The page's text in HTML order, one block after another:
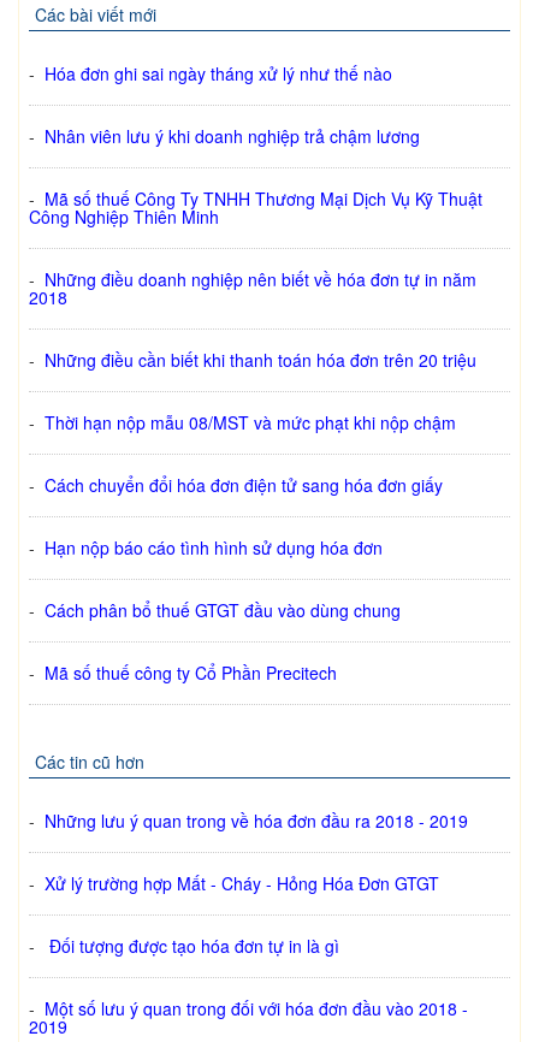
Các bài viết mới
- Hóa đơn ghi sai ngày tháng xử lý như thế nào
- Nhân viên lưu ý khi doanh nghiệp trả chậm lương
- Mã số thuế Công Ty TNHH Thương Mại Dịch Vụ Kỹ Thuật
Công Nghiệp Thiên Minh
- Những điều doanh nghiệp nên biết về hóa đơn tự in năm
2018
- Những điều cần biết khi thanh toán hóa đơn trên 20 triệu
- Thời hạn nộp mẫu 08/MST và mức phạt khi nộp chậm
- Cách chuyển đổi hóa đơn điện tử sang hóa đơn giấy
- Hạn nộp báo cáo tình hình sử dụng hóa đơn
- Cách phân bổ thuế GTGT đầu vào dùng chung
- Mã số thuế công ty Cổ Phần Precitech
Các tin cũ hơn
- Những lưu ý quan trong về hóa đơn đầu ra 2018 - 2019
- Xử lý trường hợp Mất - Cháy - Hỏng Hóa Đơn GTGT
- Đối tượng được tạo hóa đơn tự in là gì
- Một số lưu ý quan trong đối với hóa đơn đầu vào 2018 -
2019